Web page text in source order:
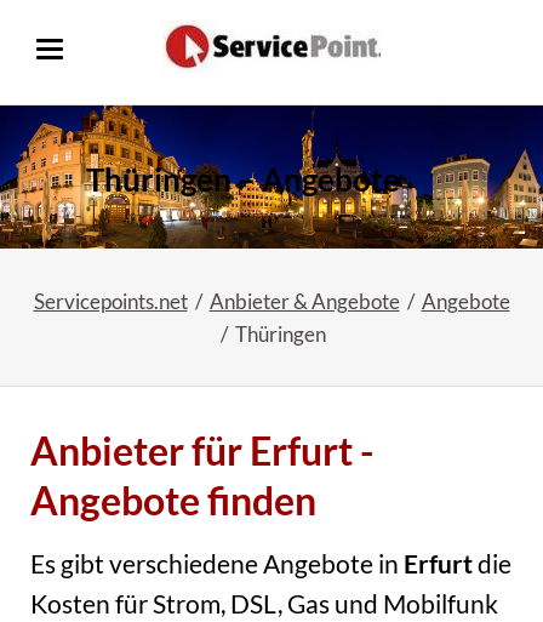
Thüringen – Angebote
Servicepoints.net Anbieter & Angebote
Angebote
Thüringen
Anbieter für Erfurt -
Angebote finden
Es gibt verschiedene Angebote in Erfurtdie
Kosten für Strom, DSL, Gas und Mobilfunk